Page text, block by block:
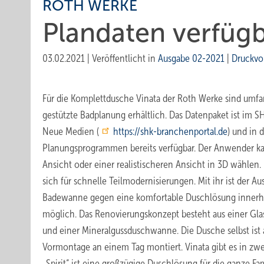
ROTH WERKE
Plandaten
03.02.2021 Veröffentlicht in Ausgabe 02-2021
Für die Komplettdusche Vinata der Roth Werke sind
gestützte Badplanung erhältlich. Das Datenpaket ist im
Neue Medien (
https://shk-branchenportal.de) und in
Planungsprogrammen bereits verfügbar. Der Anwender
Ansicht oder einer realistischeren Ansicht in 3D
sich für schnelle Teilmodernisierungen. Mit ihr ist der
Badewanne gegen eine komfortable Duschlösung
möglich. Das Renovierungskonzept besteht aus einer
und einer Mineralgussduschwanne. Die Dusche selbst
Vormontage an einem Tag montiert. Vinata gibt es in